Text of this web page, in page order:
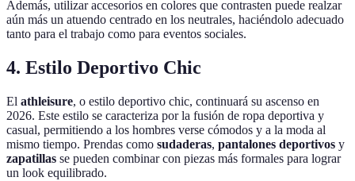
Además, utilizar accesorios en colores que contrasten puede realzar
aún más un atuendo centrado en los neutrales, haciéndolo adecuado
tanto para el trabajo como para eventos sociales.
4. Estilo Deportivo Chic
El athleisure, o estilo deportivo chic, continuará su ascenso en
2026. Este estilo se caracteriza por la fusión de ropa deportiva y
casual, permitiendo a los hombres verse cómodos y a la moda al
mismo tiempo. Prendas como sudaderas, pantalones deportivos y
zapatillas se pueden combinar con piezas más formales para lograr
un look equilibrado.